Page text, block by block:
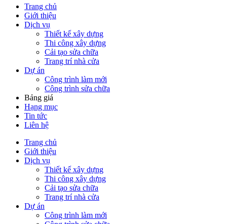
Trang chủ
Giới thiệu
Dịch vụ
Thiết kế xây dựng
Thi công xây dựng
Cải tạo sửa chữa
Trang trí nhà cửa
Dự án
Công trình làm mới
Công trình sửa chữa
Bảng giá
Hạng mục
Tin tức
Liên hệ
Trang chủ
Giới thiệu
Dịch vụ
Thiết kế xây dựng
Thi công xây dựng
Cải tạo sửa chữa
Trang trí nhà cửa
Dự án
Công trình làm mới